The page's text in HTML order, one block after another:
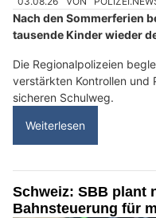
Nach den Sommerferien
tausende Kinder wieder
Die Regionalpolizeien
verstärkten Kontrollen und
sicheren Schulweg.
Weiterlesen
Schweiz: SBB plant
Bahnsteuerung für